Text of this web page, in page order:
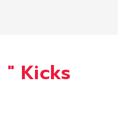
" Kicks